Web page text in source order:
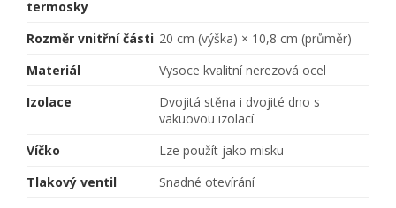
termosky
Rozměr vnitřní části 20 cm (výška) × 10,8 cm (průměr)
Materiál
Vysoce kvalitní nerezová ocel
Izolace
Dvojitá stěna i dvojité dno s
vakuovou izolací
Víčko
Lze použít jako misku
Tlakový ventil
Snadné otevírání